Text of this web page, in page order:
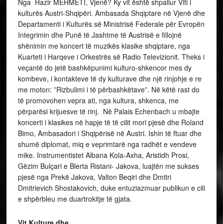
shumë diplomat, miq e veprimtarë nga radhët e vendeve
mike. Instrumentistet Albana Kola-Axha, Aristidh Prosi,
Gëzim Bulçari e Blerta Ristani- Jakova, luajtën me sukses
pjesë nga Prekë Jakova, Valton Beqiri dhe Dmitri
Dmitrievich Shostakovich, duke entuziazmuar publikun e cili
e shpërbleu me duartrokitje të gjata.
Vit Kulture dhe …
I gjithë aktiviteti do jetë gjithashtu i lidhur me 550 vjetori i
vdekjes së Gjergj Kastriotit Skënderbeu dhe 10 vjet
pavarësi e Kosovë të cilat do shënohen me shumë
aktivitete në Austri të organizuara nga Ambasada e
Republikës së Shqipërisë dhe Ambasada e Kosovë në
koordinim me vendorët dhe shoqatat shqiptare. Të dy
ambasadorët z.Roland Bimo dhe z.Sami Ukelli, me rrethet
e tyre përcaktuan strukturë e programit duke
bashkërenduar veprimet me institucionet vendore. Këto dy
data historike dhe Viti i Kulturës Shqipëri Austri, jenë